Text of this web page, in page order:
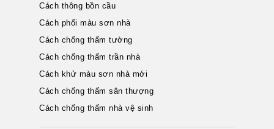
Cách thông bồn cầu
Cách phối màu sơn nhà
Cách chống thấm tường
Cách chống thấm trần nhà
Cách khử màu sơn nhà mới
Cách chống thấm sân thượng
Cách chống thấm nhà vệ sinh